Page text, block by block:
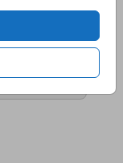
kleuren
productie